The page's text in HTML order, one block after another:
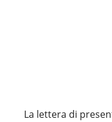
La lettera di